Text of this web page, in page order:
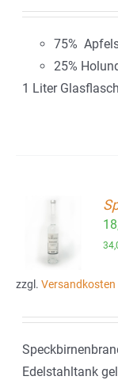
75%
25%
1 Liter
zzgl. Versandkosten
Edelstahltank